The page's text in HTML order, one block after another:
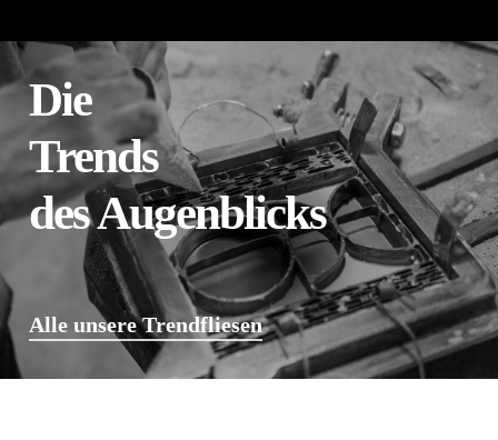
Die
Trends
des Augenblicks
Alle unsere Trendfliesen